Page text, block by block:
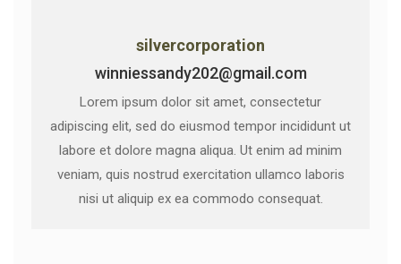
silvercorporation
winniessandy202@gmail.com
Lorem ipsum dolor sit amet, consectetur
adipiscing elit, sed do eiusmod tempor incididunt ut
labore et dolore magna aliqua. Ut enim ad minim
veniam, quis nostrud exercitation ullamco laboris
nisi ut aliquip ex ea commodo consequat.